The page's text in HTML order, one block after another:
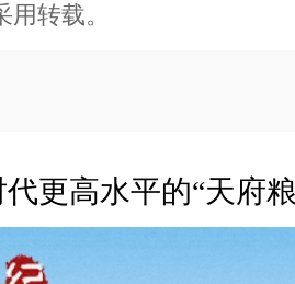
转载。
更高水平的“天府